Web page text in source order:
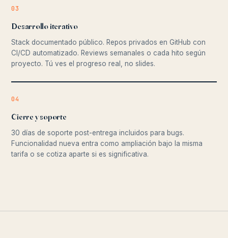
03
Desarrollo iterativo
Stack documentado público. Repos privados en GitHub con
CI/CD automatizado. Reviews semanales o cada hito según
proyecto. Tú ves el progreso real, no slides.
04
Cierre y soporte
30 días de soporte post-entrega incluidos para bugs.
Funcionalidad nueva entra como ampliación bajo la misma
tarifa o se cotiza aparte si es significativa.